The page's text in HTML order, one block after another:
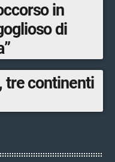
in
di
tre continenti